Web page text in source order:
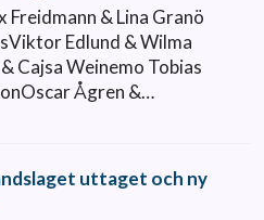
& Lina Granö
Edlund & Wilma
Cajsa Weinemo Tobias
Ågren &…
uttaget och ny